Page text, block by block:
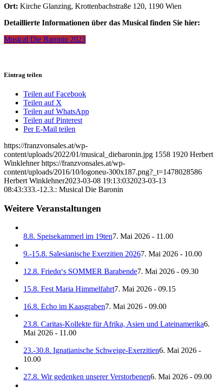
Ort: Kirche Glanzing, Krottenbachstraße 120, 1190 Wien
Detaillierte Informationen über das Musical finden Sie hier:
Musical Die Baronin 2023
Eintrag teilen
Teilen auf Facebook
Teilen auf X
Teilen auf WhatsApp
Teilen auf Pinterest
Per E-Mail teilen
https://franzvonsales.at/wp-
content/uploads/2022/01/musical_diebaronin.jpg 1558 1920 Herbert
Winklehner https://franzvonsales.at/wp-
content/uploads/2016/10/logoneu-300x187.png?_t=1478028586
Herbert Winklehner2023-03-08 19:13:032023-03-13
08:43:333.-12.3.: Musical Die Baronin
Weitere Veranstaltungen
8.8. Speisekammerl im 19ten7. Mai 2026 - 11.00
9.-15.8. Salesianische Exerzitien 20267. Mai 2026 - 10.00
12.8. Friedα‘s SOMMER Barabende7. Mai 2026 - 09.30
15.8. Fest Maria Himmelfahrt7. Mai 2026 - 09.15
16.8. Echo im Kaasgraben7. Mai 2026 - 09.00
23.8. Caritas-Kollekte für Afrika, Asien und Lateinamerika6.
Mai 2026 - 11.00
23.-30.8. Ignatianische Schweige-Exerzitien6. Mai 2026 -
10.00
27.8. Wir gedenken unserer Verstorbenen6. Mai 2026 - 09.00